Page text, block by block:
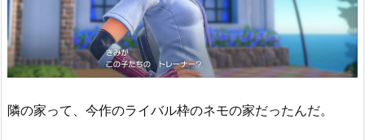
隣の家って、今作のライバル枠のネモの家だったんだ。